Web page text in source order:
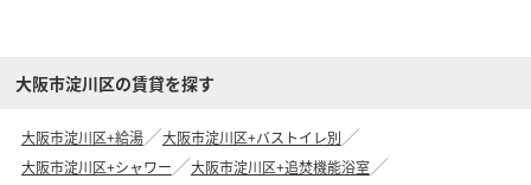
大阪市淀川区の賃貸を探す
大阪市淀川区+給湯
大阪市淀川区+バストイレ別
大阪市淀川区+シャワー
大阪市淀川区+追焚機能浴室